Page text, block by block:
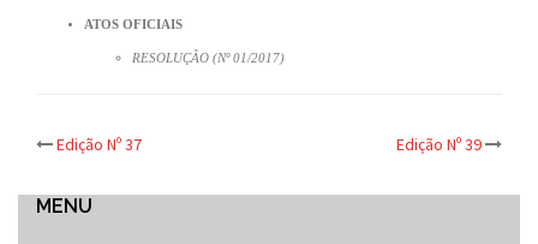
ATOS OFICIAIS
RESOLUÇÃO (Nº 01/2017)
Post
navigation
Edição Nº 37 Edição Nº 39
MENU